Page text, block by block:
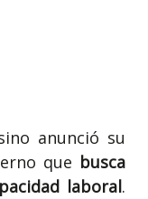
anunció su
que busca
laboral.